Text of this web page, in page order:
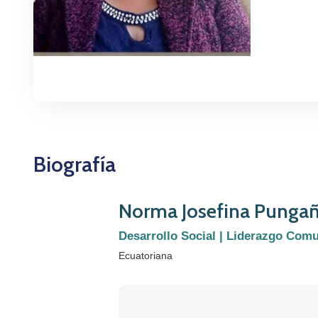
Biografía
Norma Josefina
Desarrollo Social | Liderazgo
Ecuatoriana